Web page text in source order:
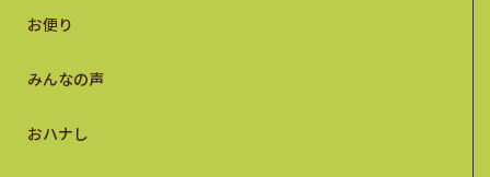
お便り
みんなの声
おハナし